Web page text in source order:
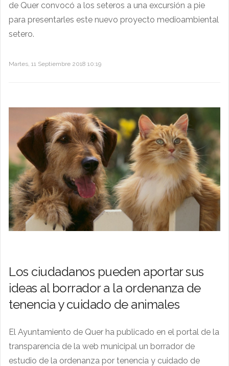
de Quer convocó a los seteros a una excursión a pie
para presentarles este nuevo proyecto medioambiental
setero.
Martes, 11 Septiembre 2018 10:19
Los ciudadanos pueden aportar sus
ideas al borrador a la ordenanza de
tenencia y cuidado de animales
El Ayuntamiento de Quer ha publicado en el portal de la
transparencia de la web municipal un borrador de
estudio de la ordenanza por tenencia y cuidado de